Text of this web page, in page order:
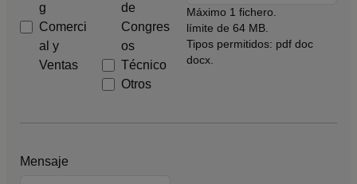
g
Comerci
al y
Ventas
de
Congres
os
Técnico
Otros
Máximo 1 fichero.
límite de 64 MB.
Tipos permitidos: pdf doc
docx.
Mensaje